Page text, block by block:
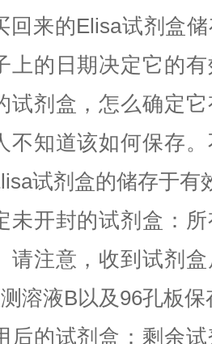
回来的Elisa试剂盒
上的日期决定它的
试剂盒，怎么确定
不知道该如何保存
试剂盒的储存于有
未开封的试剂盒：
请注意，收到试剂
溶液B以及96孔板
后的试剂盒：剩余